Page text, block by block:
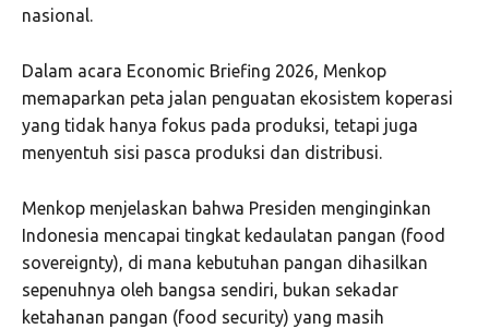
nasional.
Dalam acara Economic Briefing 2026, Menkop
memaparkan peta jalan penguatan ekosistem koperasi
yang tidak hanya fokus pada produksi, tetapi juga
menyentuh sisi pasca produksi dan distribusi.
Menkop menjelaskan bahwa Presiden menginginkan
Indonesia mencapai tingkat kedaulatan pangan (food
sovereignty), di mana kebutuhan pangan dihasilkan
sepenuhnya oleh bangsa sendiri, bukan sekadar
ketahanan pangan (food security) yang masih